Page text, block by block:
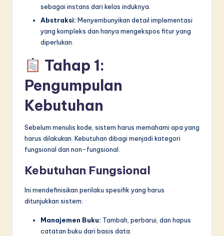
sebagai instans dari kelas induknya.
Abstraksi: Menyembunyikan detail implementasi
yang kompleks dan hanya mengekspos fitur yang
diperlukan.
Tahap 1:
Pengumpulan
Kebutuhan
Sebelum menulis kode, sistem harus memahami apa yang
harus dilakukan. Kebutuhan dibagi menjadi kategori
fungsional dan non-fungsional.
Kebutuhan Fungsional
Ini mendefinisikan perilaku spesifik yang harus
ditunjukkan sistem:
Manajemen Buku: Tambah, perbarui, dan hapus
catatan buku dari basis data.